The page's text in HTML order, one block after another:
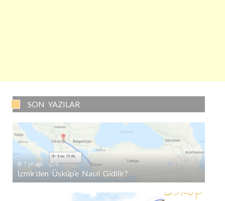
SON YAZILAR
7 yıl ago 0
İzmir’den Üsküp’e Nasıl Gidilir?